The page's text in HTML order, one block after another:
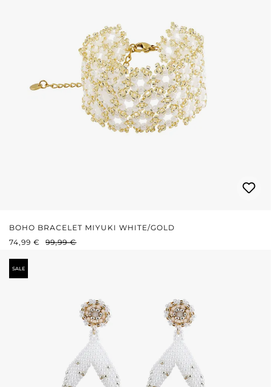
BOHO BRACELET MIYUKI WHITE/GOLD
VERKAUFSPREIS:
74,99 € REGULÄRER PREIS:
99,99 €
SALE